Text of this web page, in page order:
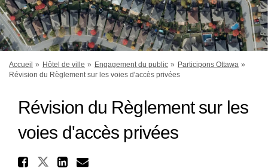
Vous êtes ici:
Accueil Hôtel de ville Engagement du public
Participons Ottawa
Révision du Règlement sur les voies d'accès privées
Révision du Règlement sur les
voies d'accès privées
Partager Révision du
Partager Révision du
Partager Révision du
Courriel Révision du